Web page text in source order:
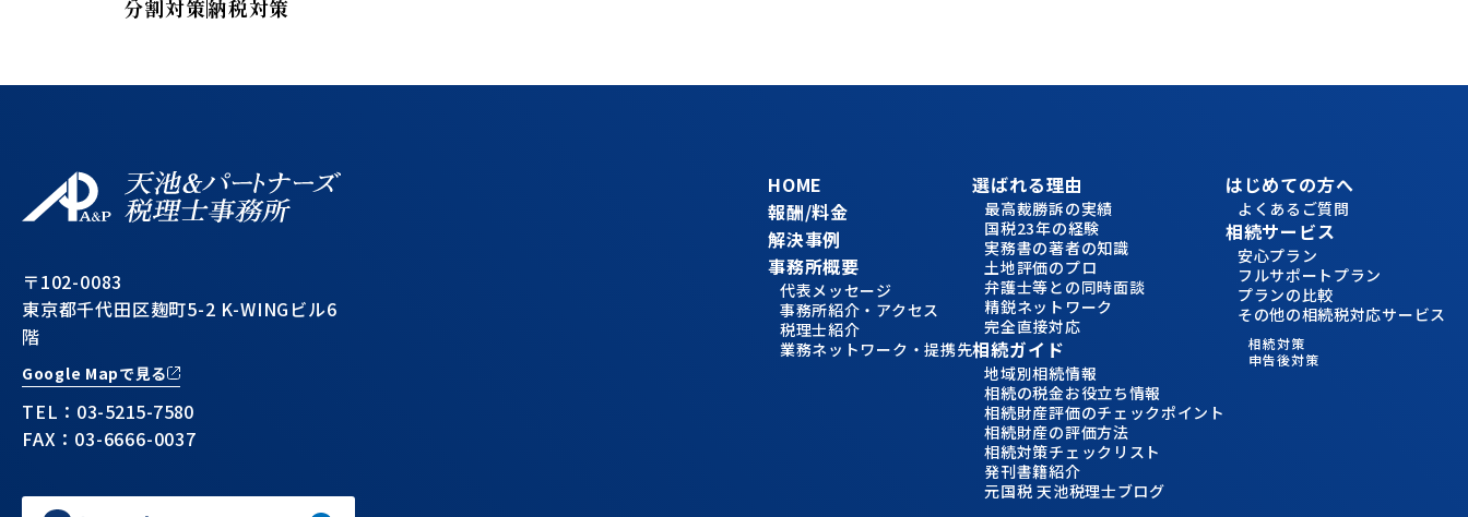
分割対策納税対策
〒102-0083
東京都千代田区麹町5-2 K-WINGビル6
階
Google Mapで見る
TEL： 03-5215-7580
FAX：03-6666-0037
HOME
報酬/料金
解決事例
事務所概要
代表メッセージ
事務所紹介・アクセス
税理士紹介
業務ネットワーク・提携先
選ばれる理由
最高裁勝訴の実績
国税23年の経験
実務書の著者の知識
土地評価のプロ
弁護士等との同時面談
精鋭ネットワーク
完全直接対応
相続ガイド
地域別相続情報
相続の税金お役立ち情報
相続財産評価のチェックポイント
相続財産の評価方法
相続対策チェックリスト
発刊書籍紹介
元国税 天池税理士ブログ
はじめての方へ
よくあるご質問
相続サービス
安心プラン
フルサポートプラン
プランの比較
その他の相続税対応サービス
相続対策
申告後対策